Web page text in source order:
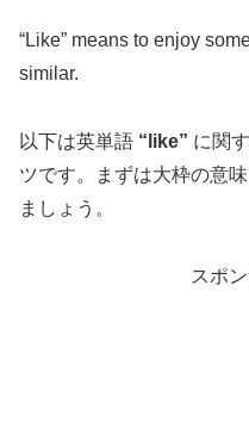
“Like” means to enjoy
similar.
以下は英単語 “like” に関
ツです。まずは大枠の意
ましょう。
スポ